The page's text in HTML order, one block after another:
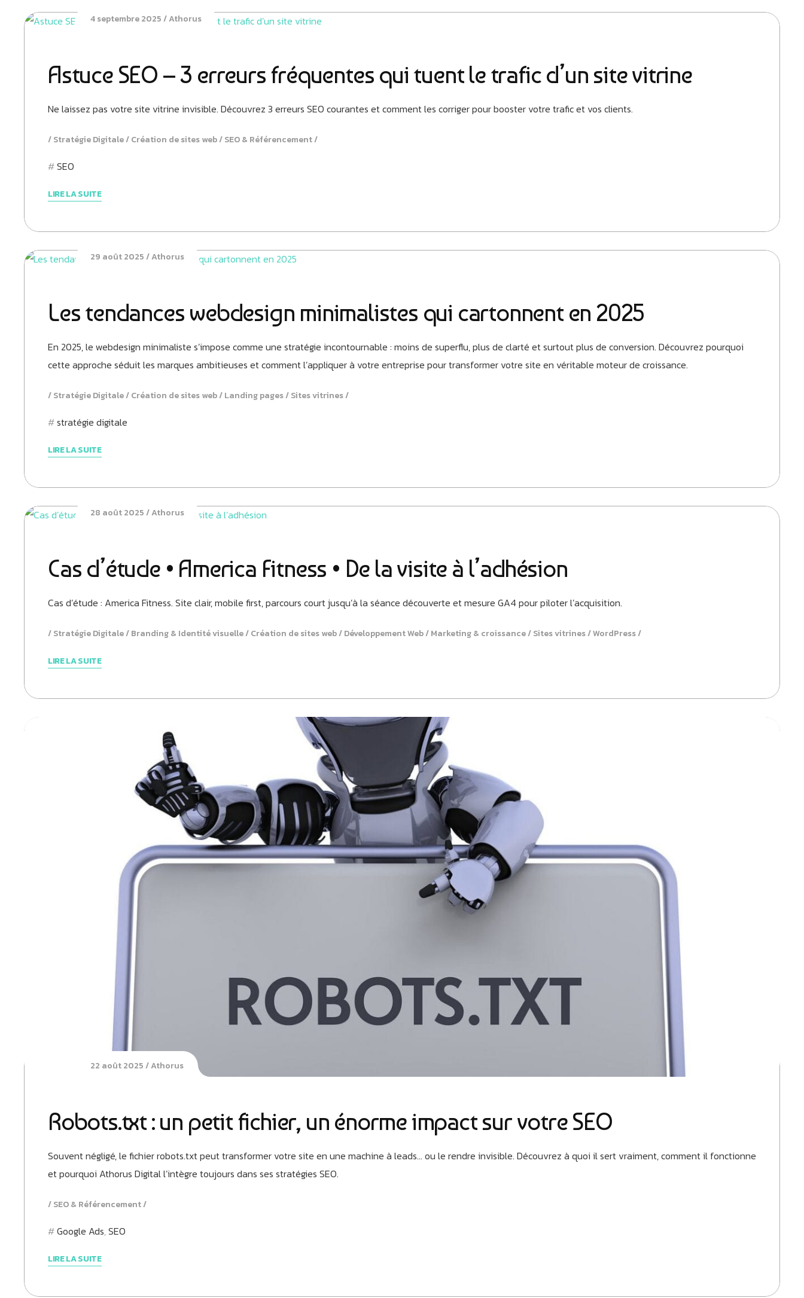
4 septembre 2025 Athorus
Astuce SEO – 3 erreurs fréquentes qui tuent le trafic d’un site vitrine
Ne laissez pas votre site vitrine invisible. Découvrez 3 erreurs SEO courantes et comment les corriger pour booster votre trafic et vos clients.
Stratégie Digitale Création de sites web SEO & Référencement
SEO
LIRE LA SUITE
29 août 2025 Athorus
Les tendances webdesign minimalistes qui cartonnent en 2025
En 2025, le webdesign minimaliste s’impose comme une stratégie incontournable : moins de superflu, plus de clarté et surtout plus de conversion. Découvrez pourquoi
cette approche séduit les marques ambitieuses et comment l’appliquer à votre entreprise pour transformer votre site en véritable moteur de croissance.
Stratégie Digitale Création de sites web Landing pages Sites vitrines
stratégie digitale
LIRE LA SUITE
28 août 2025 Athorus
Cas d’étude • America Fitness • De la visite à l’adhésion
Cas d’étude : America Fitness. Site clair, mobile first, parcours court jusqu’à la séance découverte et mesure GA4 pour piloter l’acquisition.
Stratégie Digitale Branding & Identité visuelle Création de sites web Développement Web Marketing & croissance Sites vitrines WordPress
LIRE LA SUITE
22 août 2025 Athorus
Robots.txt : un petit fichier, un énorme impact sur votre SEO
Souvent négligé, le fichier robots.txt peut transformer votre site en une machine à leads… ou le rendre invisible. Découvrez à quoi il sert vraiment, comment il fonctionne
et pourquoi Athorus Digital l’intègre toujours dans ses stratégies SEO.
SEO & Référencement
Google Ads,SEO
LIRE LA SUITE